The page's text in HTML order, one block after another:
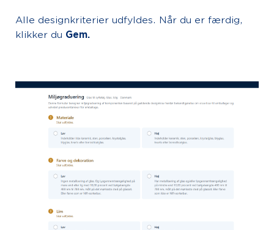
Alle designkriterier udfyldes. Når du er færdig,
klikker du Gem.